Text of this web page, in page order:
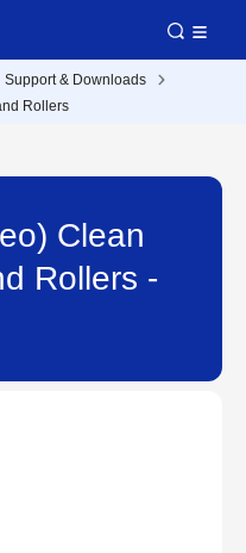
Support & Downloads
Rollers
Clean
Rollers -